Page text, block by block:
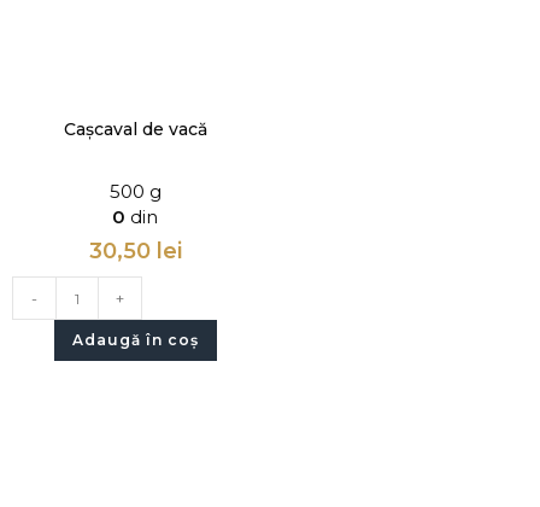
Cașcaval de vacă
500 g
0 din
30,50 lei
- +
Adaugă în coș